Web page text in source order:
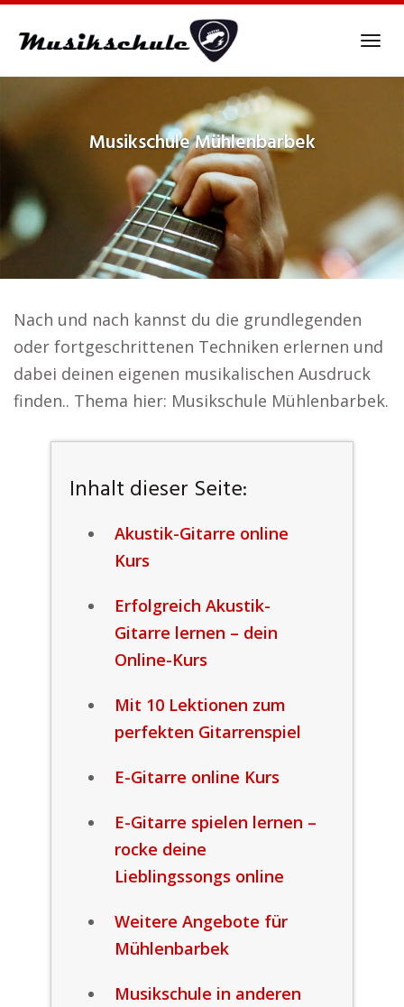
MusikschuleMühlenbarbek
Nach und nach kannst du die grundlegenden
oder fortgeschrittenen Techniken erlernen und
dabei deinen eigenen musikalischen Ausdruck
finden.. Thema hier: Musikschule Mühlenbarbek.
Inhalt dieser Seite:
Akustik-Gitarre online
Kurs
Erfolgreich Akustik-
Gitarre lernen – dein
Online-Kurs
Mit 10 Lektionen zum
perfekten Gitarrenspiel
E-Gitarre online Kurs
E-Gitarre spielen lernen –
rocke deine
Lieblingssongs online
Weitere Angebote für
Mühlenbarbek
Musikschule in anderen